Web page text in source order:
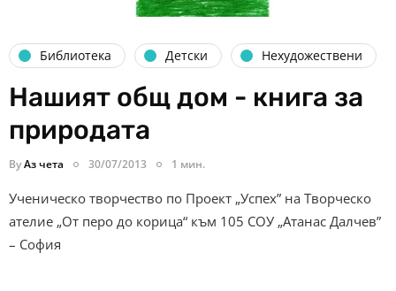
Библиотека Детски Нехудожествени
Нашият общ дом - книга за
природата
ByАз чета 30/07/2013 1 мин.
Ученическо творчество по Проект „Успех” на Творческо
ателие „От перо до корица“ към 105 СОУ „Атанас Далчев”
– София